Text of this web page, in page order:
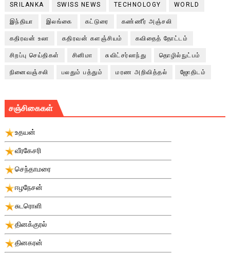
SRILANKA SWISS NEWS TECHNOLOGY WORLD
இந்தியா இலங்கை கட்டுரை கண்ணீர் அஞ்சலி
கதிரவன் உலா கதிரவன் களஞ்சியம் கவிதைத் தோட்டம்
சிறப்பு செய்திகள் சினிமா சுவிட்சர்லாந்து தொழில்நுட்பம்
நினைவஞ்சலி பலதும் பத்தும் மரண அறிவித்தல் ஜோதிடம்
சஞ்சிகைகள்
உதயன்
வீரகேசரி
செந்தாமரை
ஈழநேசன்
சுடரொளி
தினக்குரல்
தினகரன்